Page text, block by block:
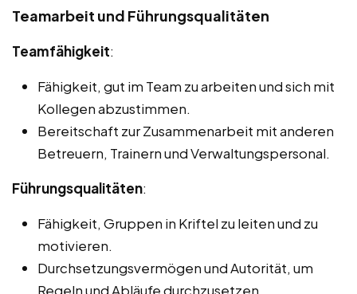
Teamarbeit und Führungsqualitäten
Teamfähigkeit:
Fähigkeit, gut im Team zu arbeiten und sich mit
Kollegen abzustimmen.
Bereitschaft zur Zusammenarbeit mit anderen
Betreuern, Trainern und Verwaltungspersonal.
Führungsqualitäten:
Fähigkeit, Gruppen in Kriftel zu leiten und zu
motivieren.
Durchsetzungsvermögen und Autorität, um
Regeln und Abläufe durchzusetzen.